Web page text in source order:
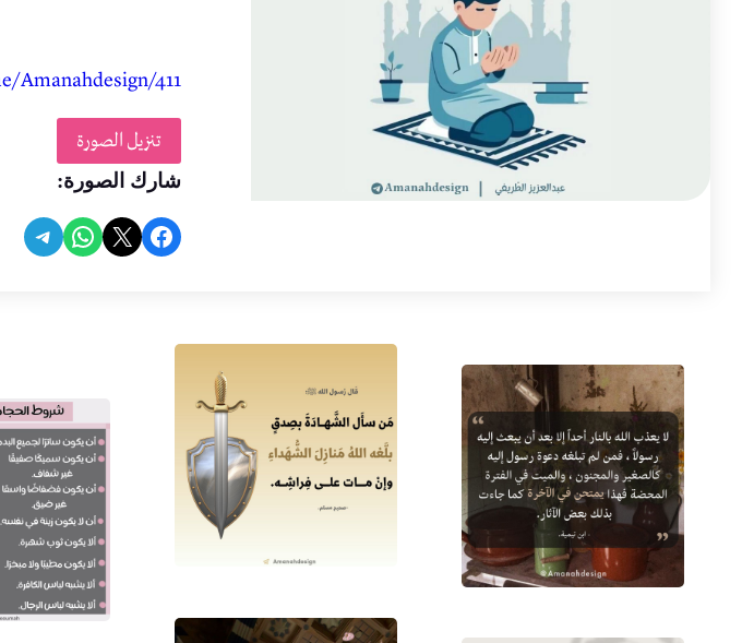
Amanahdesign/411
تنزيل الصورة
شارك الصورة:
Share on Facebook
Share on X
on WhatsApp
Telegram